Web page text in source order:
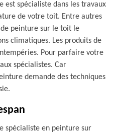
est spécialiste dans les travaux
de votre toit. Entre autres
de peinture sur le toit le
climatiques. Les produits de
Pour parfaire votre
spécialistes. Car
demande des techniques
spécialiste en peinture sur